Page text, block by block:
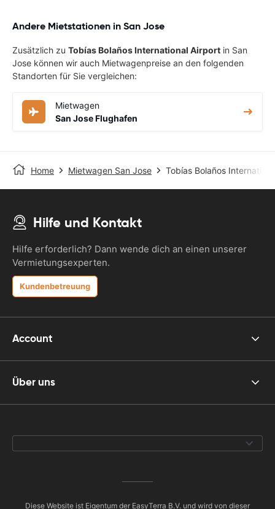
Andere Mietstationen in San Jose
Zusätzlich zu Tobías Bolaños International Airport in San
Jose können wir auch Mietwagenpreise an den folgenden
Standorten für Sie vergleichen:
Mietwagen
San Jose Flughafen
Home Mietwagen San Jose Tobías Bolaños
Hilfe und Kontakt
Hilfe erforderlich? Dann wende dich an einen unserer
Vermietungsexperten.
Kundenbetreuung
Account
Über uns
Diese Website ist Eigentum der EasyTerra B.V. und wird von dieser